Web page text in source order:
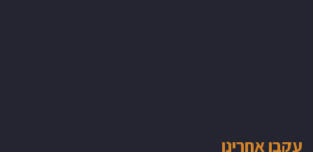
עקבו אחרינו